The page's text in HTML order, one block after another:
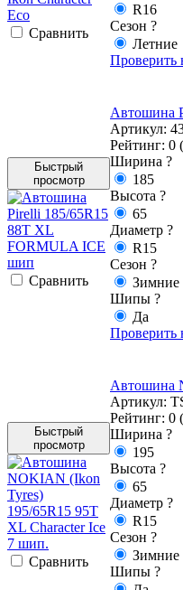
Cравнить
R16
Сезон ?
Летние
Проверить
Быстрый
просмотр
Cравнить
Автошина
Артикул:
Рейтинг: 0 (
Ширина ?
185
Высота ?
65
Диаметр ?
R15
Сезон ?
Зимние
Шипы ?
Да
Проверить
Быстрый
просмотр
Cравнить
Автошина
Артикул:
Рейтинг: 0 (
Ширина ?
195
Высота ?
65
Диаметр ?
R15
Сезон ?
Зимние
Шипы ?